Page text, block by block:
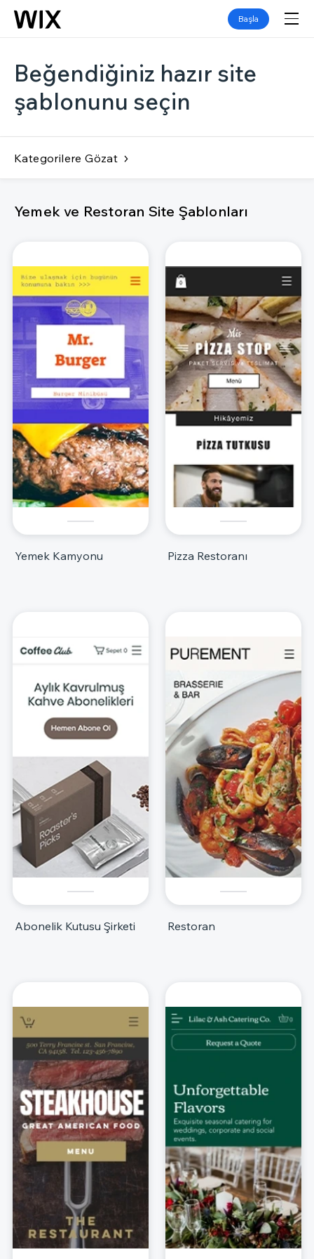
Başla
Beğendiğiniz hazır site
şablonunu seçin
Kategorilere Gözat
Yemek ve Restoran Site Şablonları
Yemek Kamyonu Pizza Restoranı
Abonelik Kutusu Şirketi Restoran